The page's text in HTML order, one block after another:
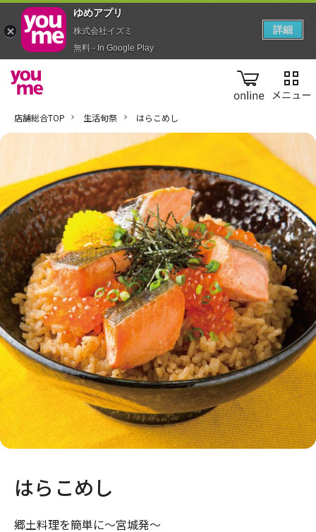
online
店舗総合TOP 生活旬祭 はらこめし
はらこめし
郷土料理を簡単に～宮城発～
ゆめアプ‪リ‬
株式会社イズミ
無料 - In Google Play
詳細